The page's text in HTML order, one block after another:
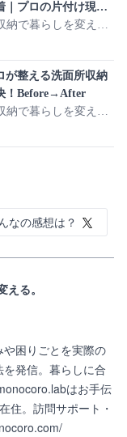
｜プロの片付け現
納で暮らしを変え
が整える洗面所収納
！Before→After
納で暮らしを変え
なの感想は？
る。
や困りごとを実際の
発信。暮らしに合
はお手伝
住。訪問サポート・